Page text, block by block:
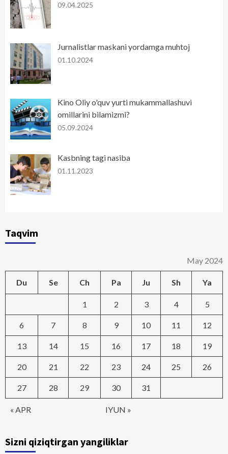
09.04.2025
Jurnalistlar maskani yordamga muhtoj
01.10.2024
Kino Oliy o'quv yurti mukammallashuvi
omillarini bilamizmi?
05.09.2024
Kasbning tagi nasiba
01.11.2023
Taqvim
May 2024
Du Se Ch Pa Ju Sh Ya
« APR IYUN »
1 2 3 4 5
6 7 8 9 10 11 12
13 14 15 16 17 18 19
20 21 22 23 24 25 26
27 28 29 30 31
Sizni qiziqtirgan yangiliklar